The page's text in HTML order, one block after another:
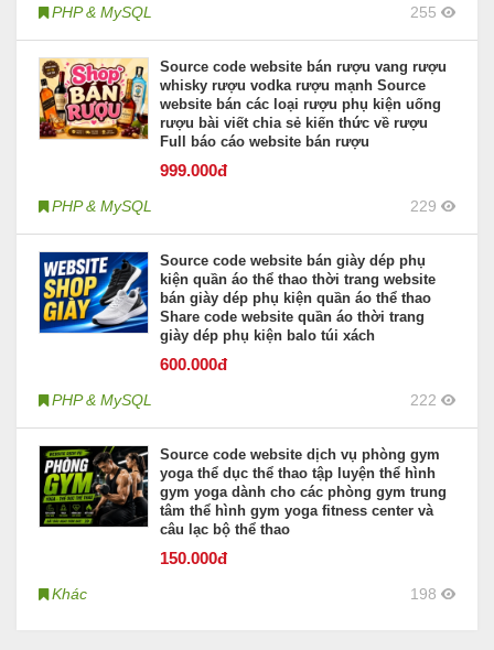
PHP & MySQL 255
Source code website bán rượu vang rượu
whisky rượu vodka rượu mạnh Source
website bán các loại rượu phụ kiện uống
rượu bài viết chia sẻ kiến thức về rượu
Full báo cáo website bán rượu
999.000đ
PHP & MySQL 229
Source code website bán giày dép phụ
kiện quần áo thể thao thời trang website
bán giày dép phụ kiện quần áo thể thao
Share code website quần áo thời trang
giày dép phụ kiện balo túi xách
600.000đ
PHP & MySQL 222
Source code website dịch vụ phòng gym
yoga thể dục thể thao tập luyện thể hình
gym yoga dành cho các phòng gym trung
tâm thể hình gym yoga fitness center và
câu lạc bộ thể thao
150.000đ
Khác 198